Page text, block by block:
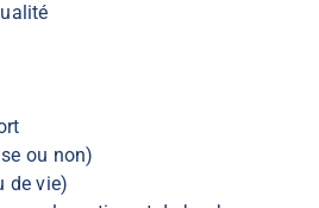
ou non)
de vie)